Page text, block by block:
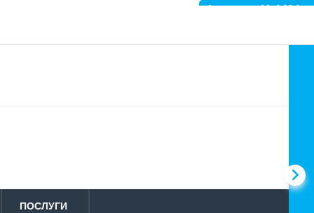
ПОСЛУГИ
Артикул: 11-1404